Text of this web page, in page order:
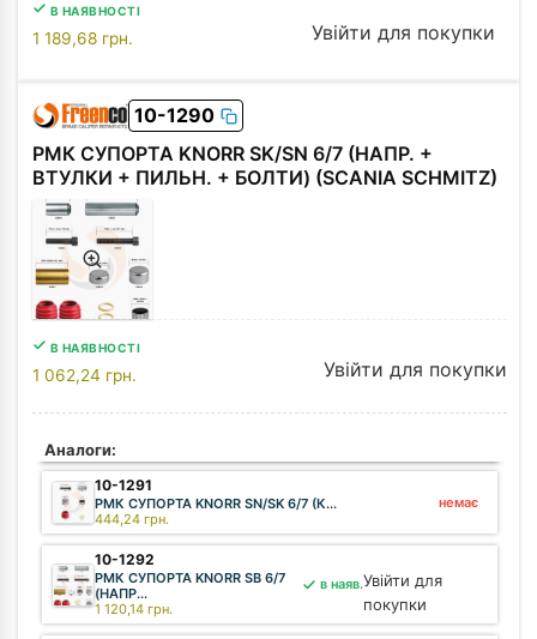
В НАЯВНОСТІ
1 189,68 грн. Увійти для покупки
10-1290
РМК СУПОРТА KNORR SK/SN 6/7 (НАПР. +
ВТУЛКИ + ПИЛЬН. + БОЛТИ) (SCANIA SCHMITZ)
В НАЯВНОСТІ
1 062,24 грн. Увійти для покупки
Аналоги:
10-1291
РМК СУПОРТА KNORR SN/SK 6/7 (К...
444,24 грн.
немає
10-1292
РМК СУПОРТА KNORR SB 6/7
(НАПР...
1 120,14 грн.
в наяв.Увійти для
покупки